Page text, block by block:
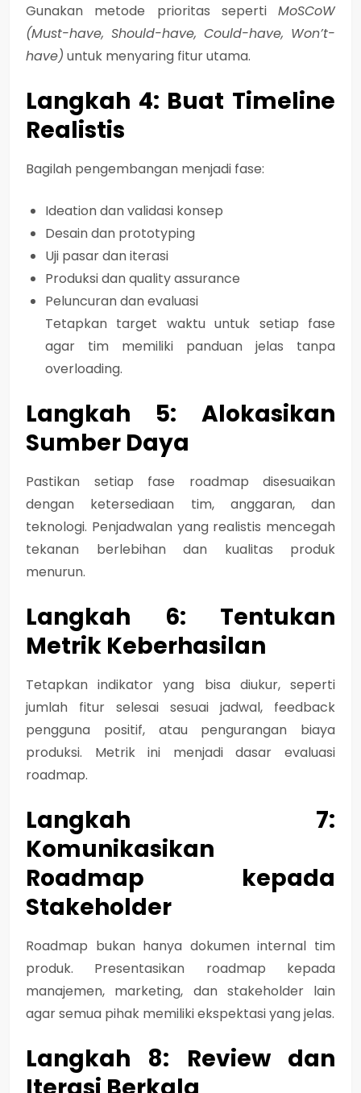
Gunakan metode prioritas seperti MoSCoW
(Must-have, Should-have, Could-have, Won’t-
have) untuk menyaring fitur utama.
Langkah 4: Buat Timeline
Realistis
Bagilah pengembangan menjadi fase:
Ideation dan validasi konsep
Desain dan prototyping
Uji pasar dan iterasi
Produksi dan quality assurance
Peluncuran dan evaluasi
Tetapkan target waktu untuk setiap fase
agar tim memiliki panduan jelas tanpa
overloading.
Langkah 5: Alokasikan
Sumber Daya
Pastikan setiap fase roadmap disesuaikan
dengan ketersediaan tim, anggaran, dan
teknologi. Penjadwalan yang realistis mencegah
tekanan berlebihan dan kualitas produk
menurun.
Langkah 6: Tentukan
Metrik Keberhasilan
Tetapkan indikator yang bisa diukur, seperti
jumlah fitur selesai sesuai jadwal, feedback
pengguna positif, atau pengurangan biaya
produksi. Metrik ini menjadi dasar evaluasi
roadmap.
Langkah 7:
Komunikasikan
Roadmap kepada
Stakeholder
Roadmap bukan hanya dokumen internal tim
produk. Presentasikan roadmap kepada
manajemen, marketing, dan stakeholder lain
agar semua pihak memiliki ekspektasi yang jelas.
Langkah 8: Review dan